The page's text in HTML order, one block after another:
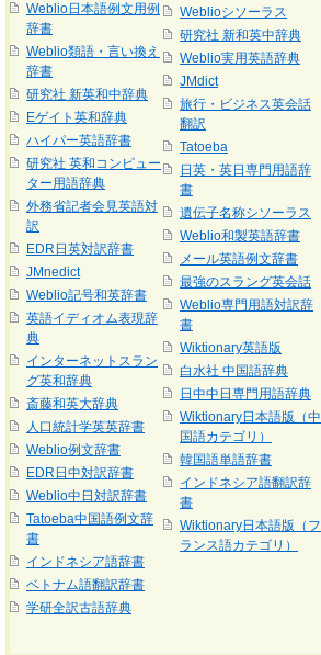
Weblio日本語例文用例
辞書
Weblio類語・言い換え
辞書
研究社 新英和中辞典
Eゲイト英和辞典
ハイパー英語辞書
研究社 英和コンピュー
ター用語辞典
外務省記者会見英語対
訳
EDR日英対訳辞書
JMnedict
Weblio記号和英辞書
英語イディオム表現辞
典
インターネットスラン
グ英和辞典
斎藤和英大辞典
人口統計学英英辞書
Weblio例文辞書
EDR日中対訳辞書
Weblio中日対訳辞書
Tatoeba中国語例文辞
書
インドネシア語辞書
ベトナム語翻訳辞書
学研全訳古語辞典
Weblioシソーラス
研究社 新和英中辞典
Weblio実用英語辞典
JMdict
旅行・ビジネス英会話
翻訳
Tatoeba
日英・英日専門用語辞
書
遺伝子名称シソーラス
Weblio和製英語辞書
メール英語例文辞書
最強のスラング英会話
Weblio専門用語対訳辞
書
Wiktionary英語版
白水社 中国語辞典
日中中日専門用語辞典
Wiktionary日本語版（中
国語カテゴリ）
韓国語単語辞書
インドネシア語翻訳辞
書
Wiktionary日本語版（フ
ランス語カテゴリ）